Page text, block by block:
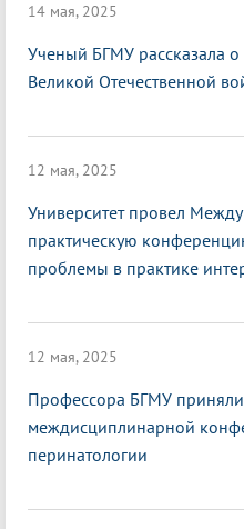
14 мая, 2025
Ученый БГМУ рассказала о
Великой Отечественной
12 мая, 2025
Университет провел
практическую
проблемы в практике
12 мая, 2025
Профессора БГМУ
междисциплинарной
перинатологии